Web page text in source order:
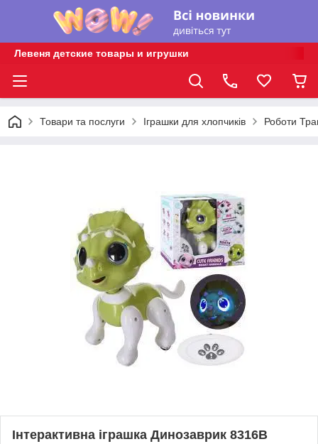
Левеня детские товары и игрушки
Товари та послуги Іграшки для хлопчиків Роботи
Інтерактивна іграшка Динозаврик 8316B